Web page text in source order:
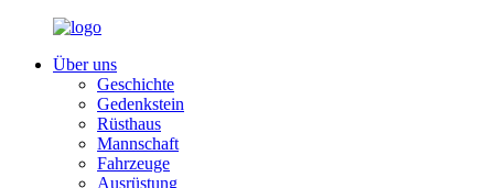
Über uns
Geschichte
Gedenkstein
Rüsthaus
Mannschaft
Fahrzeuge
Ausrüstung